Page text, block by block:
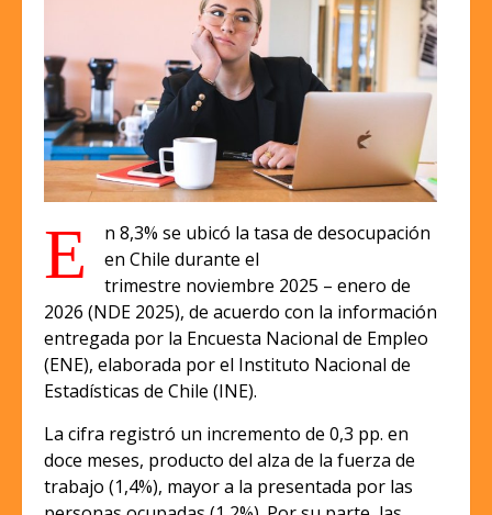
E
n 8,3% se ubicó la tasa de desocupación
en Chile durante el
trimestre noviembre 2025 – enero de
2026 (NDE 2025), de acuerdo con la información
entregada por la Encuesta Nacional de Empleo
(ENE), elaborada por el Instituto Nacional de
Estadísticas de Chile (INE).
La cifra registró un incremento de 0,3 pp. en
doce meses, producto del alza de la fuerza de
trabajo (1,4%), mayor a la presentada por las